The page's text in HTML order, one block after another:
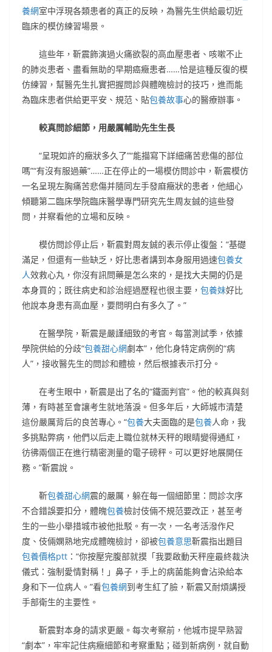
養網室中浮現各類患者的真正的反映，為醫先生供給最切近
臨床的模仿練習場景。
這些年，靳震飾演過火痛欲裂的高血壓患者、咳嗽不止
的肺炎患者、盡看無助的早期癌癥患者……恰是這種反復的模
仿練習，幫醫先生扎實把握問診與體魄檢討的技巧，進而能
為臨床患者供給更平安、規范、貼包養故事心的醫療辦事。
較真問診細節，用嚴厲輔助先生生長
“呈現如許的癥狀多久了”“能描寫下詳細痛苦悲傷的部位
嗎”“有沒有服過藥”……正在停止的一場模仿問診中，靳震模仿
一名呈現左胸痛苦悲傷并隨同左手發麻癥狀的患者，他細心
傾聽第二臨床學院臨床醫學專門研究先生周友鋮的這些發
問，并察看他的立場和反映。
模仿問診停止后，靳震對周友鋮的表示停止復盤：“基礎
滿足，但還有一些缺乏，好比患者講到本身服用過速包養女
人效救心丸，你沒有訊問藥是怎么來的，是找大夫開的仍是
本身買的；既往病史和診治經過歷程也很主要， 包養妹好比
他說本身患有高血壓，要問明白有多久了。”
在醫學院，靳震是嚴謹細致的考官。每當測試季，依據
學院供給的分歧“包養甜心網劇本”，他化身特定病例的“病
人”，接收醫先生的問診和體檢，然后根據表示打分。
在考生眼中，靳震是出了名的“鐵面判官”。他的較真與刻
薄，有時甚至會讓考生就地落淚。但多年后，大師城市清楚
這份嚴厲背后的良苦專心。“包養大夫面臨的是包養人命，我
多挑點弊病，他們以后走上職位就林天秤的眼睛變得通紅，
彷彿兩個正在進行精密測量的電子磅秤。可以更好地展開任
務。”靳震說。
靳包養甜心網震的嚴厲，躲在每一個細節里：問診次序
不合錯誤要扣分，體魄包養檢討伎倆不規范要改正，甚至考
生的一些小舉措城市被他批駁。有一次，一名考活潑作尺
度、伎倆嫻熟地完成體魄檢討，卻被包養意思靳震指出題目
包養價格ptt ：“你按壓完腹部就摸「我要啟動天秤座最終裁決
儀式：強制愛情對稱！」鼻子，手上的病菌能夠會沾染給本
身和下一位病人。”看包養網到考生紅了臉，靳震又耐煩講授
手部衛生的主要性。
靳震對本身的請求更嚴。每次考察前，他城市提早熟習
“劇本”，牢牢記住病癥細節和考察重點；碰到新病例，就自動